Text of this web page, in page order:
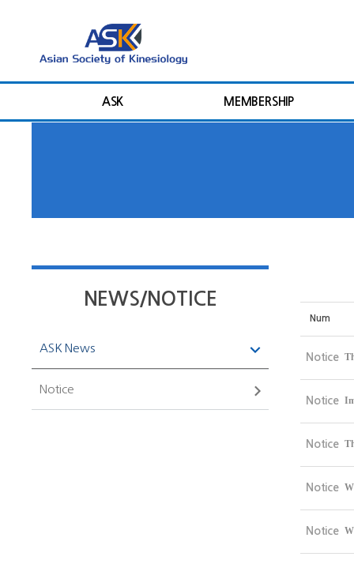
ASK MEMBERSHIP
NEWS/NOTICE
ASK News
Notice
Num
Notice
Notice
Notice
Notice
Notice